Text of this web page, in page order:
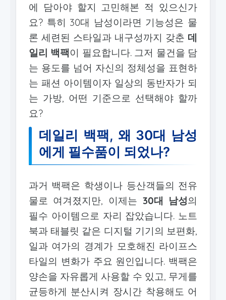
에 담아야 할지 고민해본 적 있으신가
요? 특히 30대 남성이라면 기능성은 물
론 세련된 스타일과 내구성까지 갖춘 데
일리 백팩이 필요합니다. 그저 물건을 담
는 용도를 넘어 자신의 정체성을 표현하
는 패션 아이템이자 일상의 동반자가 되
는 가방, 어떤 기준으로 선택해야 할까
요?
데일리 백팩, 왜 30대 남성
에게 필수품이 되었나?
과거 백팩은 학생이나 등산객들의 전유
물로 여겨졌지만, 이제는 30대 남성의
필수 아이템으로 자리 잡았습니다. 노트
북과 태블릿 같은 디지털 기기의 보편화,
일과 여가의 경계가 모호해진 라이프스
타일의 변화가 주요 원인입니다. 백팩은
양손을 자유롭게 사용할 수 있고, 무게를
균등하게 분산시켜 장시간 착용해도 어